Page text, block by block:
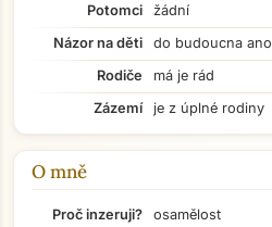
Potomci
žádní
Názor na děti
do budoucna ano
Rodiče
má je rád
Zázemí
je z úplné rodiny
O mně
Proč inzeruji?
osamělost